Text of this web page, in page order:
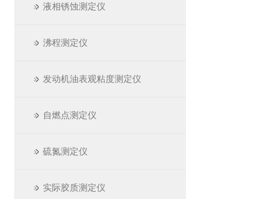
液相锈蚀测定仪
沸程测定仪
发动机油表观粘度测定仪
自燃点测定仪
硫氮测定仪
实际胶质测定仪